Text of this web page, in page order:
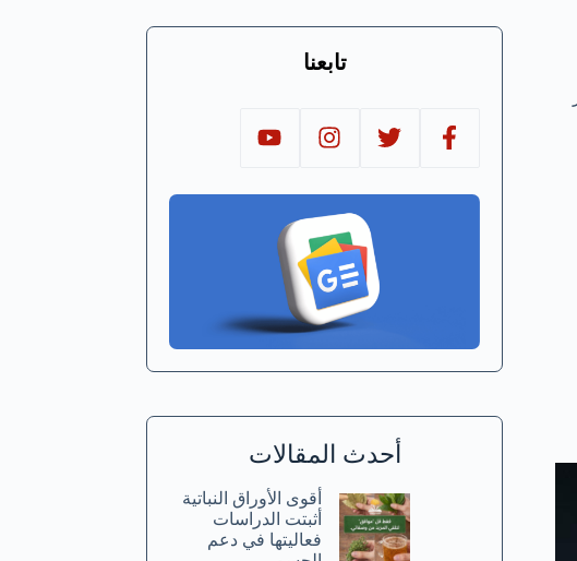
تابعنا
أحدث المقالات
أقوى الأوراق النباتية
أثبتت الدراسات
فعاليتها في دعم